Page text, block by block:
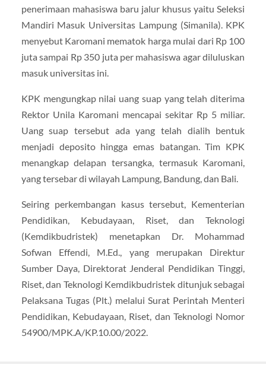
penerimaan mahasiswa baru jalur khusus yaitu Seleksi
Mandiri Masuk Universitas Lampung (Simanila). KPK
menyebut Karomani mematok harga mulai dari Rp 100
juta sampai Rp 350 juta per mahasiswa agar diluluskan
masuk universitas ini.
KPK mengungkap nilai uang suap yang telah diterima
Rektor Unila Karomani mencapai sekitar Rp 5 miliar.
Uang suap tersebut ada yang telah dialih bentuk
menjadi deposito hingga emas batangan. Tim KPK
menangkap delapan tersangka, termasuk Karomani,
yang tersebar di wilayah Lampung, Bandung, dan Bali.
Seiring perkembangan kasus tersebut, Kementerian
Pendidikan, Kebudayaan, Riset, dan Teknologi
(Kemdikbudristek) menetapkan Dr. Mohammad
Sofwan Effendi, M.Ed., yang merupakan Direktur
Sumber Daya, Direktorat Jenderal Pendidikan Tinggi,
Riset, dan Teknologi Kemdikbudristek ditunjuk sebagai
Pelaksana Tugas (Plt.) melalui Surat Perintah Menteri
Pendidikan, Kebudayaan, Riset, dan Teknologi Nomor
54900/MPK.A/KP.10.00/2022.